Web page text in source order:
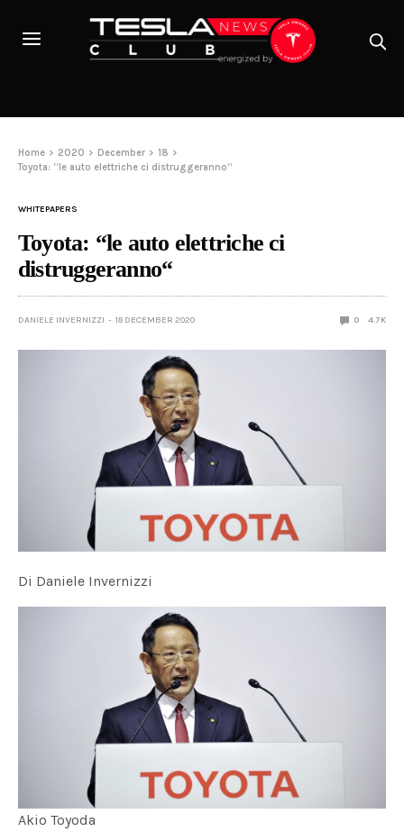
Home 2020 December
18
Toyota: “le auto elettriche ci distruggeranno“
WHITEPAPERS
Toyota: “le auto elettriche ci
distruggeranno“
DANIELE INVERNIZZI 18 DECEMBER 2020 0 4.7K
Di Daniele Invernizzi
Akio Toyoda